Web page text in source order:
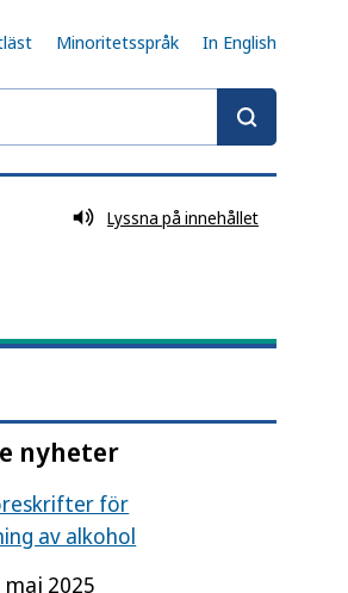
Minoritetsspråk In English
Lyssna på innehållet
nyheter
för
av alkohol
maj 2025